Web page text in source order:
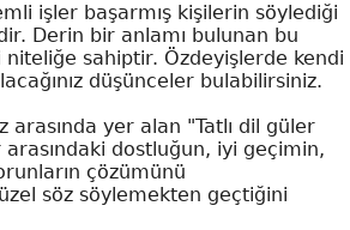
işler başarmış kişilerin söylediği
Derin bir anlamı bulunan bu
sahiptir. Özdeyişlerde kendi
düşünceler bulabilirsiniz.
arasında yer alan "Tatlı dil güler
dostluğun, iyi geçimin,
çözümünü
söz söylemekten geçtiğini